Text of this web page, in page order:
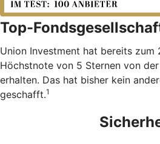
Top-
Union Investment hat bereits zum
Höchstnote von 5 Sternen von
erhalten. Das hat bisher kein
geschafft.1